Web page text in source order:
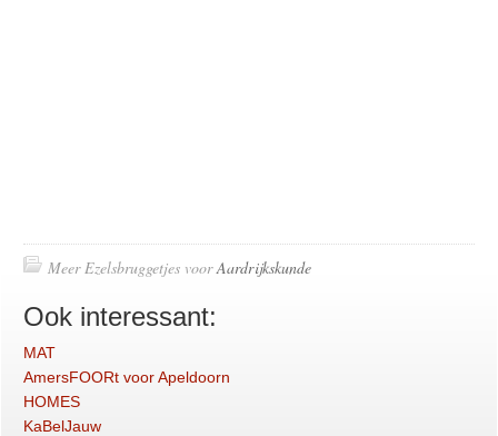
Meer Ezelsbruggetjes voorAardrijkskunde
Ook interessant:
MAT
AmersFOORt voor Apeldoorn
HOMES
KaBelJauw